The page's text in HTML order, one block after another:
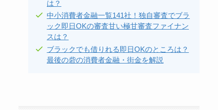
は？
中小消費者金融一覧141社！独自審査でブラ
ック即日OKの審査甘い極甘審査ファイナン
スは？
ブラックでも借りれる即日OKのところは？
最後の砦の消費者金融・街金を解説